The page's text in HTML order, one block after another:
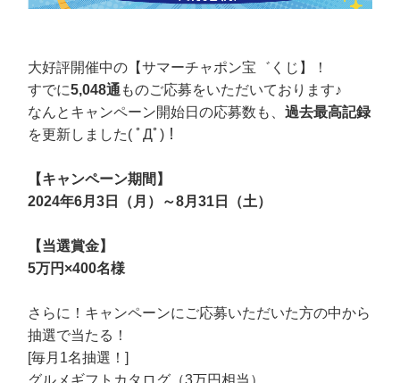
大好評開催中の【サマーチャポン宝゛くじ】！
すでに5,048通 ものご応募をいただいております♪
なんとキャンペーン開始日の応募数も、過去最高記録
を更新しました( ﾟДﾟ)！
【キャンペーン期間】
2024年6月3日（月）～8月31日（土）
【当選賞金】
5万円×400名様
さらに！キャンペーンにご応募いただいた方の中から
抽選で当たる！
[毎月1名抽選！]